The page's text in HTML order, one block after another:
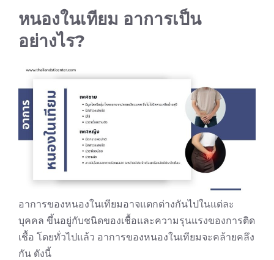
หนองในเทียม อาการเป็น
อย่างไร?
อาการของหนองในเทียมอาจแตกต่างกันไปในแต่ละ
บุคคล ขึ้นอยู่กับชนิดของเชื้อและความรุนแรงของการติด
เชื้อ โดยทั่วไปแล้ว อาการของหนองในเทียมจะคล้ายคลึง
กัน ดังนี้